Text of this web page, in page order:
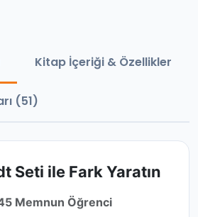
Kitap İçeriği & Özellikler
(51)
Seti ile Fark Yaratın
Memnun Öğrenci